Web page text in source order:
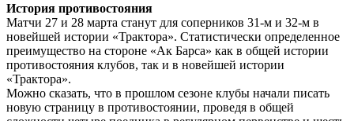
История противостояния
Матчи 27 и 28 марта станут для соперников 31-м и 32-м в
новейшей истории «Трактора». Статистически определенное
преимущество на стороне «Ак Барса» как в общей истории
противостояния клубов, так и в новейшей истории
«Трактора».
Можно сказать, что в прошлом сезоне клубы начали писать
новую страницу в противостоянии, проведя в общей